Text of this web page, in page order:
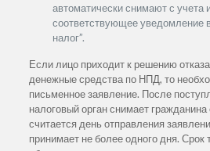
автоматически снимают с учета
соответствующее уведомление
налог”.
Если лицо приходит к решению
денежные средства по НПД, то
письменное заявление. После
налоговый орган снимает гражданина
считается день отправления
принимает не более одного дня. Срок